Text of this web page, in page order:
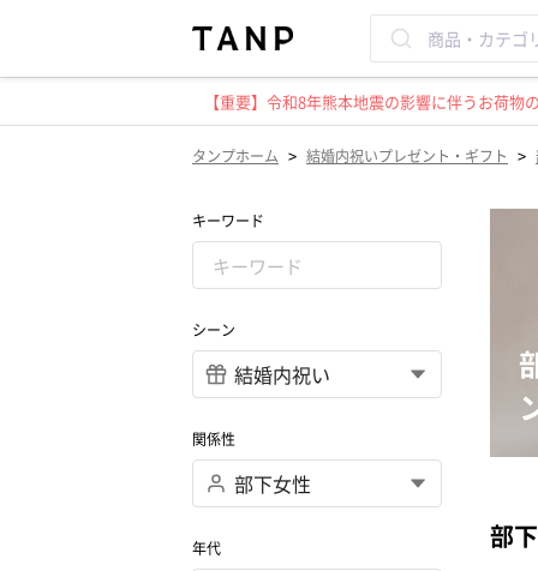
【重要】令和8年熊本地震の影響に伴うお荷
タンプホーム > 結婚内祝いプレゼント・ギフト >
キーワード
シーン
関係性
年代 部